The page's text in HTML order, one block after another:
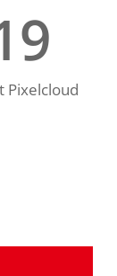
Pixelcloud